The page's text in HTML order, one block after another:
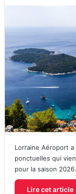
Lorraine Aéroport a
ponctuelles qui
pour la saison
Lire cet article